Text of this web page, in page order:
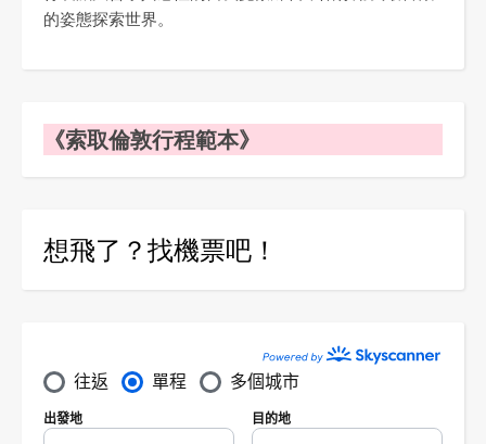
的姿態探索世界。
《索取倫敦行程範本》
想飛了？找機票吧！